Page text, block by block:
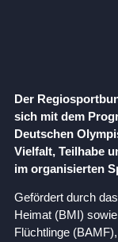
Der
sich mit dem
Deutschen
Vielfalt, Teilhabe
im organisierten
Gefördert durch
Heimat (BMI)
Flüchtlinge